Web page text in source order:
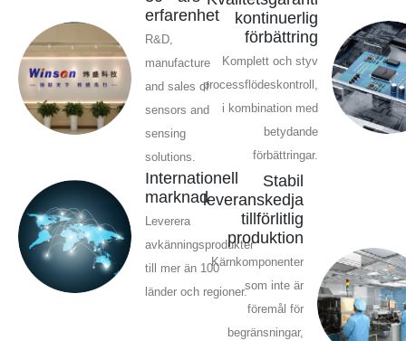
erfarenhet
R&D,
manufacture
and sales of
sensors and
sensing
solutions.
kontinuerlig
förbättring
Komplett och styv
processflödeskontroll,
i kombination med
betydande
förbättringar.
Internationell
marknad
Leverera
avkänningsprodukter
till mer än 100
länder och regioner.
Stabil
leveranskedja
tillförlitlig
produktion
Kärnkomponenter
som inte är
föremål för
begränsningar,